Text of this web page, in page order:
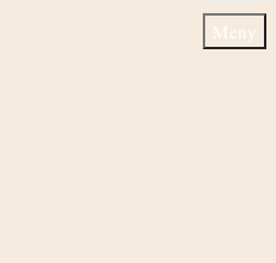
Meny